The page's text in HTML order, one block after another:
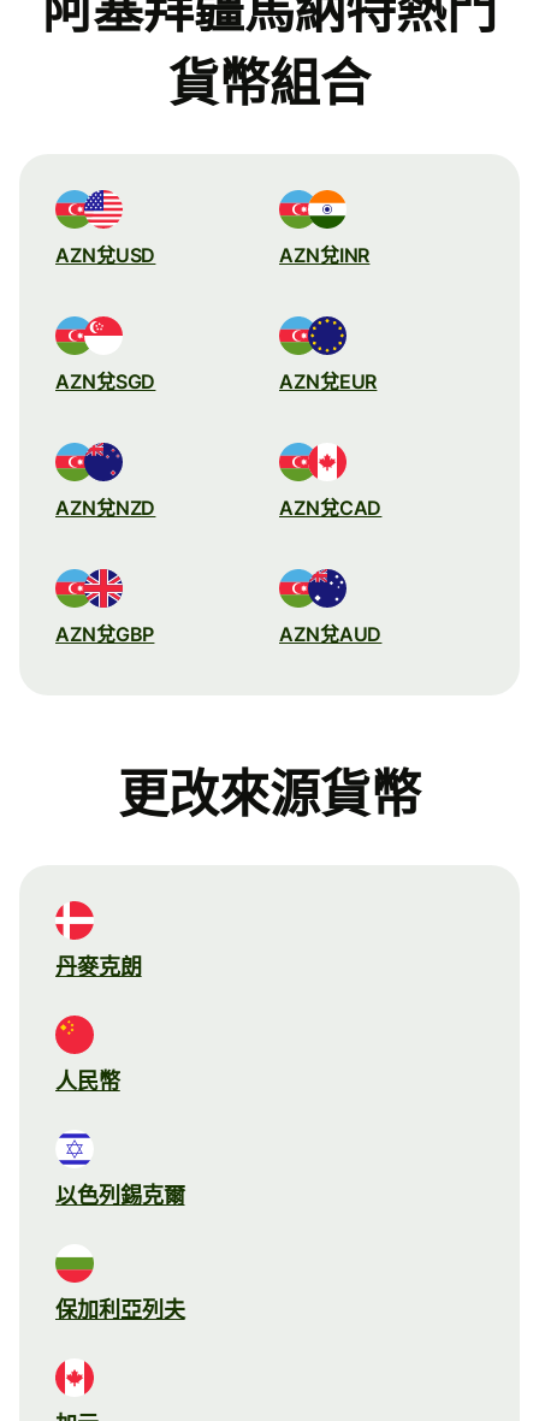
貨幣組合
AZN兌USD AZN兌INR
AZN兌SGD AZN兌EUR
AZN兌NZD AZN兌CAD
AZN兌GBP AZN兌AUD
更改來源貨幣
丹麥克朗
人民幣
以色列錫克爾
保加利亞列夫